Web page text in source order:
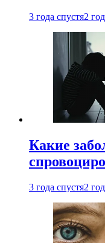
3 года спустя2
Какие
3 года спустя2